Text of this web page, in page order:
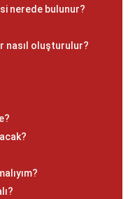
nerede bulunur?
nasıl oluşturulur?